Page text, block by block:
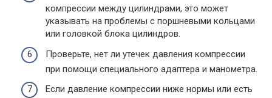
компрессии между цилиндрами, это может
указывать на проблемы с поршневыми кольцами
или головкой блока цилиндров.
Проверьте, нет ли утечек давления компрессии
при помощи специального адаптера и манометра.
Если давление компрессии ниже нормы или есть